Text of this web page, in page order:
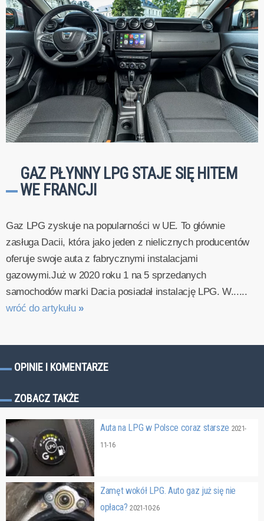
GAZ PŁYNNY LPG STAJE SIĘ HITEM
WE FRANCJI
Gaz LPG zyskuje na popularności w UE. To głównie
zasługa Dacii, która jako jeden z nielicznych producentów
oferuje swoje auta z fabrycznymi instalacjami
gazowymi.Już w 2020 roku 1 na 5 sprzedanych
samochodów marki Dacia posiadał instalację LPG. W......
wróć do artykułu »
OPINIE I KOMENTARZE
ZOBACZ TAKŻE
Auta na LPG w Polsce coraz starsze 2021-
11-16
Zamęt wokół LPG. Auto gaz już się nie
opłaca?2021-10-26